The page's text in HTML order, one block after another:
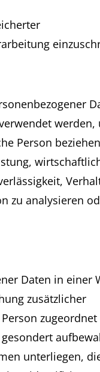
werden,
Person
zu analysieren
Daten in einer
zusätzlicher
zugeordnet
unterliegen,